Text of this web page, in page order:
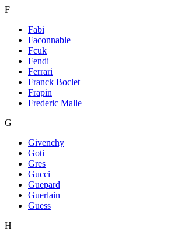
F
Fabi
Faconnable
Fcuk
Fendi
Ferrari
Franck Boclet
Frapin
Frederic Malle
G
Givenchy
Goti
Gres
Gucci
Guepard
Guerlain
Guess
H